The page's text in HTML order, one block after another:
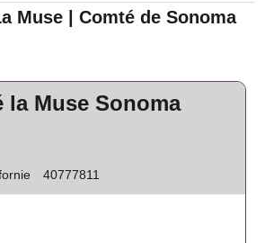
Muse | Comté de Sonoma
la Muse Sonoma
40777811